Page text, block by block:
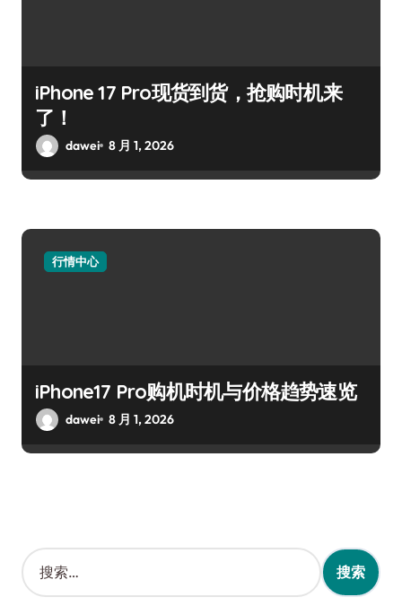
iPhone 17 Pro现货到货，抢购时机来
了！
dawei 8 月 1, 2026
行情中心
iPhone17 Pro购机时机与价格趋势速览
dawei 8 月 1, 2026
搜
索
：